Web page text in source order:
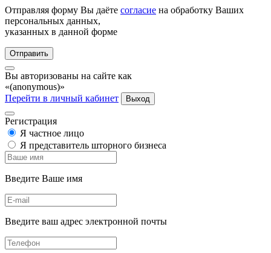
Отправляя форму Вы даёте согласие на обработку Ваших
персональных данных,
указанных в данной форме
Отправить
Вы авторизованы на сайте как
«(anonymous)»
Перейти в личный кабинет
Выход
Регистрация
Я частное лицо
Я представитель шторного бизнеса
Введите Ваше имя
Введите ваш адрес электронной почты